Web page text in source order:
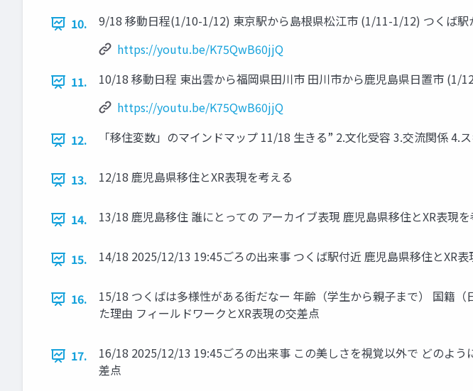
10.
9/18 移動日程(1/10-1/12) 東京駅から島根県松江市 (1/11-1/12) つくば
https://youtu.be/K75QwB60jjQ
11.
10/18 移動日程 東出雲から福岡県田川市 田川市から鹿児島県日置市 (1/
https://youtu.be/K75QwB60jjQ
12.
「移住変数」のマインドマップ 11/18 生きる” 2.文化受容 3.交流関係 4.
13. 12/18 鹿児島県移住とXR表現を考える
14. 13/18 鹿児島移住 誰にとっての アーカイブ表現 鹿児島県移住とXR表現を
15. 14/18 2025/12/13 19:45ごろの出来事 つくば駅付近 鹿児島県移住とXR表
16.
15/18 つくばは多様性がある街だなー 年齢（学生から親子まで） 国籍
た理由 フィールドワークとXR表現の交差点
17.
16/18 2025/12/13 19:45ごろの出来事 この美しさを視覚以外で どのよ
差点